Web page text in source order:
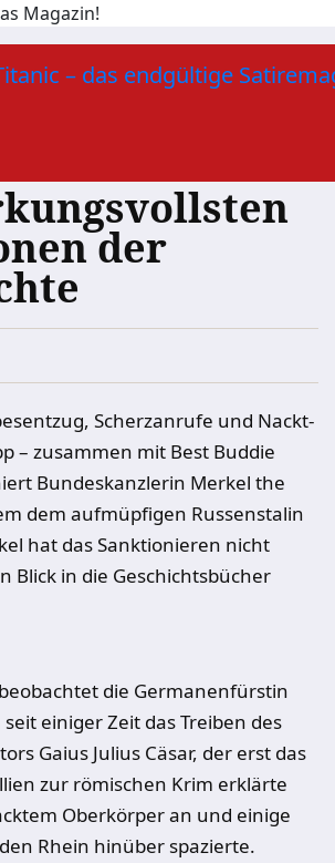
der
Scherzanrufe und Nackt-
– zusammen mit Best Buddie
Bundeskanzlerin Merkel the
dem aufmüpfigen Russenstalin
hat das Sanktionieren nicht
Blick in die Geschichtsbücher
die Germanenfürstin
einiger Zeit das Treiben des
Gaius Julius Cäsar, der erst das
zur römischen Krim erklärte
Oberkörper an und einige
Rhein hinüber spazierte.